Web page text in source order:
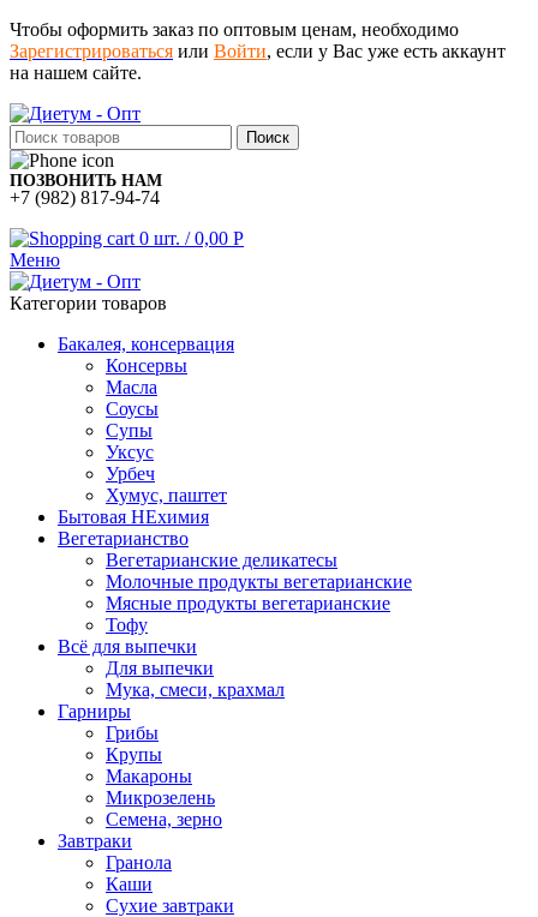
Чтобы оформить заказ по оптовым ценам, необходимо
Зарегистрироваться или Войти, если у Вас уже есть аккаунт
на нашем сайте.
Поиск
ПОЗВОНИТЬ НАМ
+7 (982) 817-94-74
0 шт. / 0,00 Р
Меню
Категории товаров
Бакалея, консервация
Консервы
Масла
Соусы
Супы
Уксус
Урбеч
Хумус, паштет
Бытовая НЕхимия
Вегетарианство
Вегетарианские деликатесы
Молочные продукты вегетарианские
Мясные продукты вегетарианские
Тофу
Всё для выпечки
Для выпечки
Мука, смеси, крахмал
Гарниры
Грибы
Крупы
Макароны
Микрозелень
Семена, зерно
Завтраки
Гранола
Каши
Сухие завтраки